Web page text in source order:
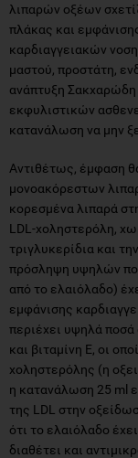
λιπαρών οξέων
πλάκας και
καρδιαγγειακών
μαστού, προστάτη,
ανάπτυξη
εκφυλιστικών
κατανάλωση να μην
Αντιθέτως, έμφαση
μονοακόρεστων
κορεσμένα λιπαρά
LDL-χοληστερόλη,
τριγλυκερίδια και
πρόσληψη υψηλών
από το ελαιόλαδο)
εμφάνισης
περιέχει υψηλά
και βιταμίνη Ε, οι
χοληστερόλης (η
η κατανάλωση 25 ml
της LDL στην
ότι το ελαιόλαδο
διαθέτει και